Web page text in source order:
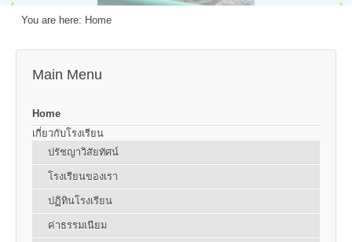
You are here: Home
Main Menu
Home
เกี่ยวกับโรงเรียน
ปรัชญาวิสัยทัศน์
โรงเรียนของเรา
ปฏิทินโรงเรียน
ค่าธรรมเนียม